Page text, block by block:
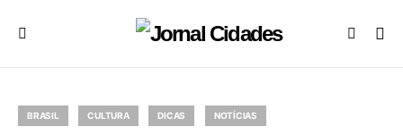
BRASIL CULTURA DICAS NOTÍCIAS